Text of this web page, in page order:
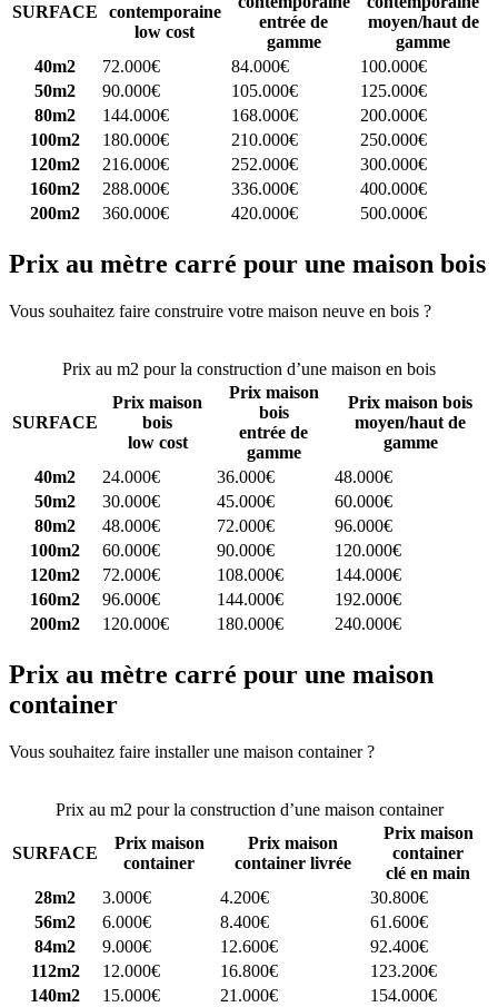
SURFACE
contemporaine
low cost
entrée de
gamme
moyen/haut de
gamme
40m2
72.000€ 84.000€
100.000€
50m2
90.000€ 105.000€
125.000€
80m2
144.000€ 168.000€
200.000€
100m2
180.000€ 210.000€
250.000€
120m2
216.000€ 252.000€
300.000€
160m2
288.000€ 336.000€
400.000€
200m2
360.000€ 420.000€ 500.000€
Prix au mètre carré pour une maison bois
Vous souhaitez faire construire votre maison neuve en bois ?
Prix au m2 pour la construction d’une maison en bois
SURFACE
Prix maison
bois
low cost
Prix maison
bois
entrée de
gamme
Prix maison bois
moyen/haut de
gamme
40m2
24.000€ 36.000€
48.000€
50m2
30.000€ 45.000€
60.000€
80m2
48.000€ 72.000€
96.000€
100m2
60.000€ 90.000€
120.000€
120m2
72.000€ 108.000€
144.000€
160m2
96.000€ 144.000€
192.000€
200m2
120.000€ 180.000€ 240.000€
Prix au mètre carré pour une maison
container
Vous souhaitez faire installer une maison container ?
Prix au m2 pour la construction d’une maison container
SURFACE
Prix maison
container
Prix maison
container livrée
Prix maison
container
clé en main
28m2
3.000€ 4.200€
30.800€
56m2
6.000€ 8.400€
61.600€
84m2
9.000€ 12.600€
92.400€
112m2
12.000€ 16.800€
123.200€
140m2
15.000€ 21.000€
154.000€